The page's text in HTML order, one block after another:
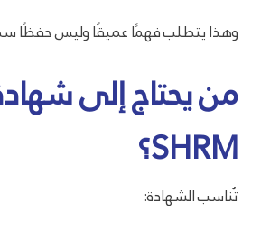
وهذا يتطلب فهمًا عميقًا وليس حفظًا
من يحتاج إلى
SHRM؟
تُناسب الشهادة: